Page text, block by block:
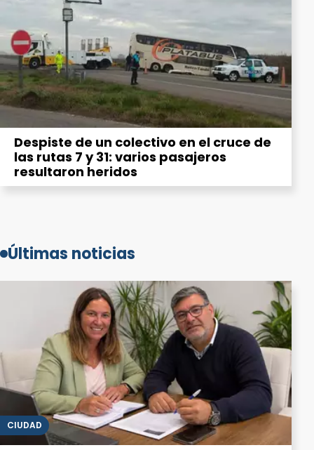
Despiste de un colectivo en el cruce de
las rutas 7 y 31: varios pasajeros
resultaron heridos
Últimas noticias
CIUDAD